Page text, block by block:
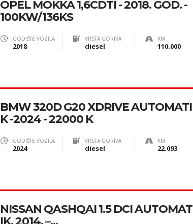
OPEL MOKKA 1,6CDTI - 2018. GOD. -
100KW/136KS
GODIŠTE VOZILA
2018
VRSTA GORIVA
diesel
KM
110.000
BMW 320D G20 XDRIVE AUTOMATI
K -2024 - 22000 K
GODIŠTE VOZILA
2024
VRSTA GORIVA
diesel
KM
22.093
NISSAN QASHQAI 1.5 DCI AUTOMAT
IK, 2014. –...